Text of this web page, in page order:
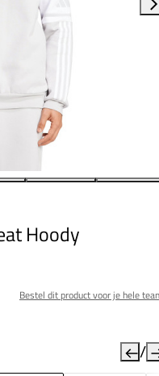
Hoody
Bestel dit product voor je hele
/